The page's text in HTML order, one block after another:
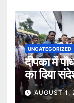
UNCATEGORIZED
दीपका में
का दिया
बताए।
AUGUST